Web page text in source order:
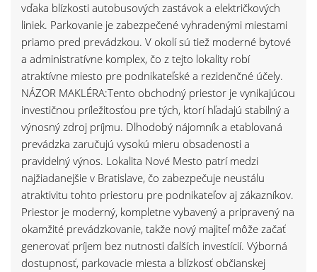
vďaka blízkosti autobusových zastávok a električkových
liniek. Parkovanie je zabezpečené vyhradenými miestami
priamo pred prevádzkou. V okolí sú tiež moderné bytové
a administratívne komplex, čo z tejto lokality robí
atraktívne miesto pre podnikateľské a rezidenčné účely.
NÁZOR MAKLÉRA:Tento obchodný priestor je vynikajúcou
investičnou príležitosťou pre tých, ktorí hľadajú stabilný a
výnosný zdroj príjmu. Dlhodobý nájomník a etablovaná
prevádzka zaručujú vysokú mieru obsadenosti a
pravidelný výnos. Lokalita Nové Mesto patrí medzi
najžiadanejšie v Bratislave, čo zabezpečuje neustálu
atraktivitu tohto priestoru pre podnikateľov aj zákazníkov.
Priestor je moderný, kompletne vybavený a pripravený na
okamžité prevádzkovanie, takže nový majiteľ môže začať
generovať príjem bez nutnosti ďalších investícií. Výborná
dostupnosť, parkovacie miesta a blízkosť občianskej